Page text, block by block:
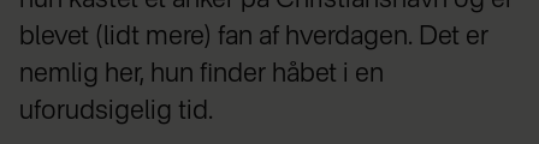
blevet (lidt mere) fan af hverdagen. Det er
nemlig her, hun finder håbet i en
uforudsigelig tid.